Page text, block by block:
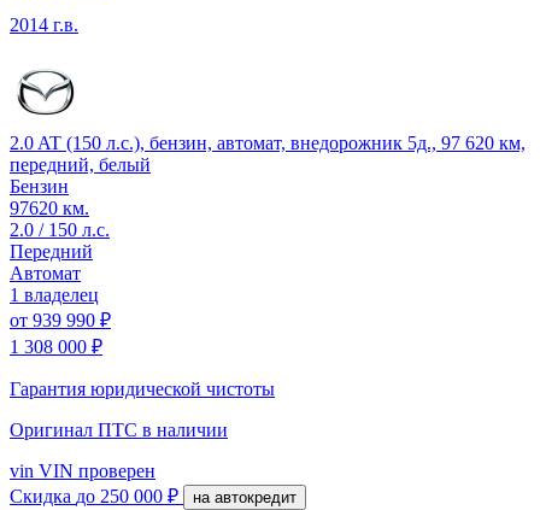
2014 г.в.
2.0 AT (150 л.с.), бензин, автомат, внедорожник 5д., 97 620 км,
передний, белый
Бензин
97620 км.
2.0 / 150 л.с.
Передний
Автомат
1 владелец
от 939 990 ₽
1 308 000 ₽
Гарантия юридической чистоты
Оригинал ПТС в наличии
vin VIN проверен
Скидка до 250 000 ₽ на автокредит